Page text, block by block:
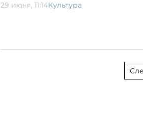
29 июня, 11:14Культура